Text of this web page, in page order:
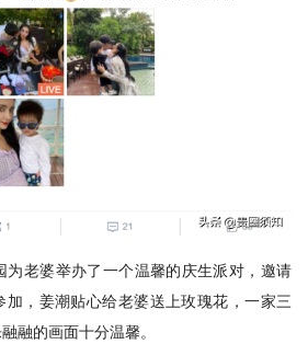
为老婆举办了一个温馨的庆生派对，邀请
，姜潮贴心给老婆送上玫瑰花，一家三
融的画面十分温馨。